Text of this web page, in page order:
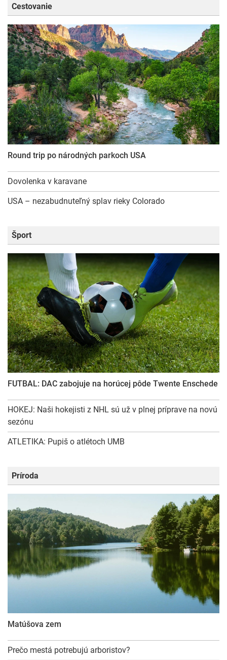
Cestovanie
Round trip po národných parkoch USA
Dovolenka v karavane
USA – nezabudnuteľný splav rieky Colorado
Šport
FUTBAL: DAC zabojuje na horúcej pôde Twente Enschede
HOKEJ: Naši hokejisti z NHL sú už v plnej príprave na novú
sezónu
ATLETIKA: Pupiš o atlétoch UMB
Príroda
Matúšova zem
Prečo mestá potrebujú arboristov?